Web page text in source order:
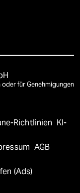
für Genehmigungen
Richtlinien KI-
AGB
(Ads)